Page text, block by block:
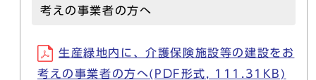
考えの事業者の方へ
生産緑地内に、介護保険施設等の建設をお
考えの事業者の方へ(PDF形式, 111.31KB)